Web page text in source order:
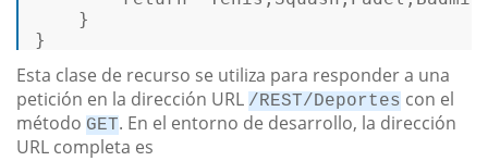
}
}
Esta clase de recurso se utiliza para responder a una
petición en la dirección URL /REST/Deportes con el
método GET. En el entorno de desarrollo, la dirección
URL completa es